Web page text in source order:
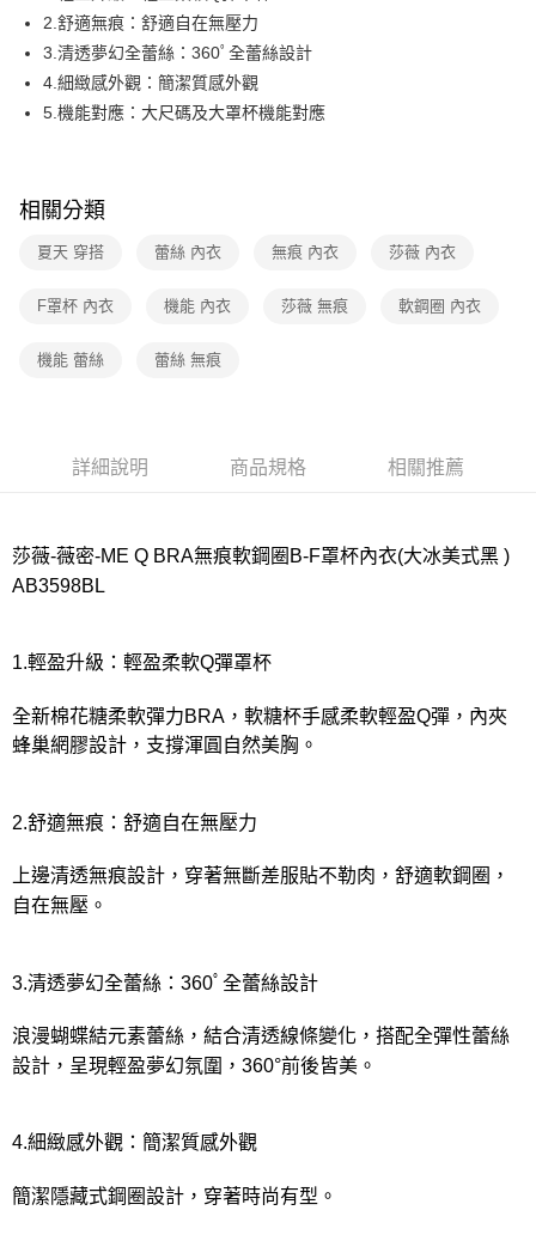
每筆NT$80，滿NT$1,000(含以上)免運費
付款後全家取貨
每筆NT$80，滿NT$1,000(含以上)免運費
每筆NT$80，滿NT$1,000(含以上)免運費
宅配
付款後門市自取
2.舒適無痕：舒適自在無壓力
3.清透夢幻全蕾絲：360ﾟ全蕾絲設計
4.細緻感外觀：簡潔質感外觀
5.機能對應：大尺碼及大罩杯機能對應
相關分類
夏天 穿搭 蕾絲 內衣 無痕 內衣 莎薇 內衣
F罩杯 內衣 機能 內衣 莎薇 無痕 軟鋼圈 內衣
機能 蕾絲 蕾絲 無痕
詳細說明 商品規格 相關推薦
莎薇-薇密-ME Q BRA無痕軟鋼圈B-F罩杯內衣(大冰美式黑 )
AB3598BL
1.輕盈升級：輕盈柔軟Q彈罩杯
全新棉花糖柔軟彈力BRA，軟糖杯手感柔軟輕盈Q彈，內夾
蜂巢網膠設計，支撐渾圓自然美胸。
2.舒適無痕：舒適自在無壓力
上邊清透無痕設計，穿著無斷差服貼不勒肉，舒適軟鋼圈，
自在無壓。
3.清透夢幻全蕾絲：360ﾟ全蕾絲設計
浪漫蝴蝶結元素蕾絲，結合清透線條變化，搭配全彈性蕾絲
設計，呈現輕盈夢幻氛圍，360°前後皆美。
4.細緻感外觀：簡潔質感外觀
簡潔隱藏式鋼圈設計，穿著時尚有型。